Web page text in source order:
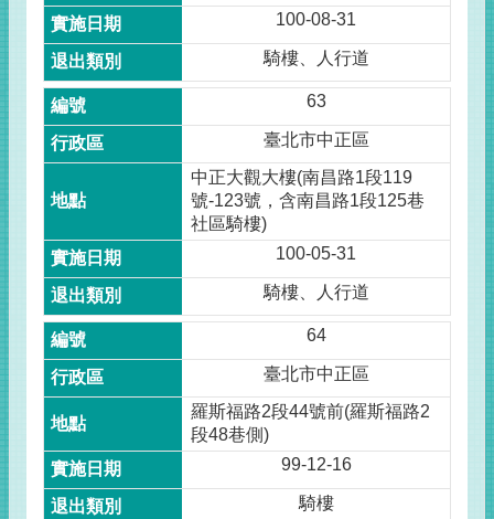
100-08-31
騎樓、人行道
63
臺北市中正區
中正大觀大樓(南昌路1段119
號-123號，含南昌路1段125巷
社區騎樓)
100-05-31
騎樓、人行道
64
臺北市中正區
羅斯福路2段44號前(羅斯福路2
段48巷側)
99-12-16
騎樓